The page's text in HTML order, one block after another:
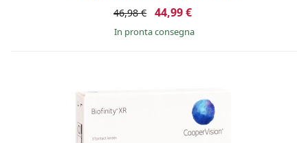
46,98 € 44,99 €
in pronta consegna